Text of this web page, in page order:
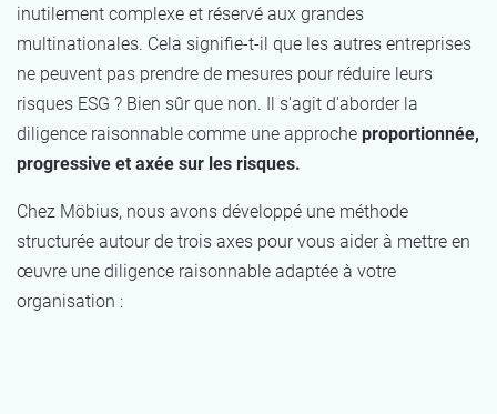
inutilement complexe et réservé aux grandes
multinationales. Cela signifie-t-il que les autres entreprises
ne peuvent pas prendre de mesures pour réduire leurs
risques ESG ? Bien sûr que non. Il s'agit d'aborder la
diligence raisonnable comme une approche proportionnée,
progressive et axée sur les risques.
Chez Möbius, nous avons développé une méthode
structurée autour de trois axes pour vous aider à mettre en
œuvre une diligence raisonnable adaptée à votre
organisation :